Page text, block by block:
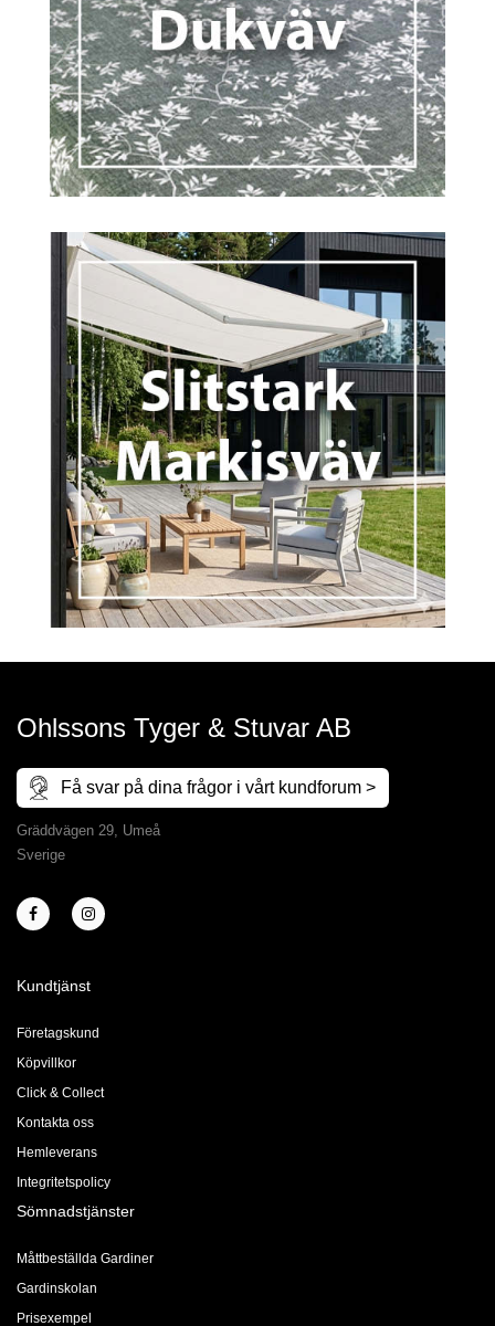
Ohlssons Tyger & Stuvar AB
Få svar på dina frågor i vårt kundforum >
Gräddvägen 29, Umeå
Sverige
Kundtjänst
Företagskund
Köpvillkor
Click & Collect
Kontakta oss
Hemleverans
Integritetspolicy
Sömnadstjänster
Måttbeställda Gardiner
Gardinskolan
Prisexempel